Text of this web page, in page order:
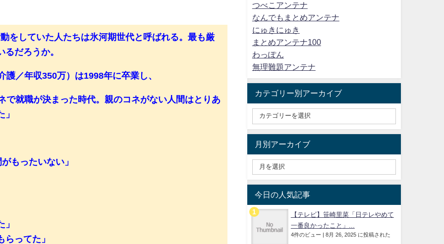
をしていた人たちは氷河期世代と呼ばれる。最も厳
だろうか。
／年収350万）は1998年に卒業し、
就職が決まった時代。親のコネがない人間はとりあ
もったいない」
ってた」
つべこアンテナ
なんでもまとめアンテナ
にゅきにゅき
まとめアンテナ100
わっぽん
無理難題アンテナ
カテゴリー別アーカイブ
月別アーカイブ
今日の人気記事
【テレビ】笹崎里菜「日テレやめて
一番良かったこと」...
4件のビュー 8月 26, 2025 に投稿された